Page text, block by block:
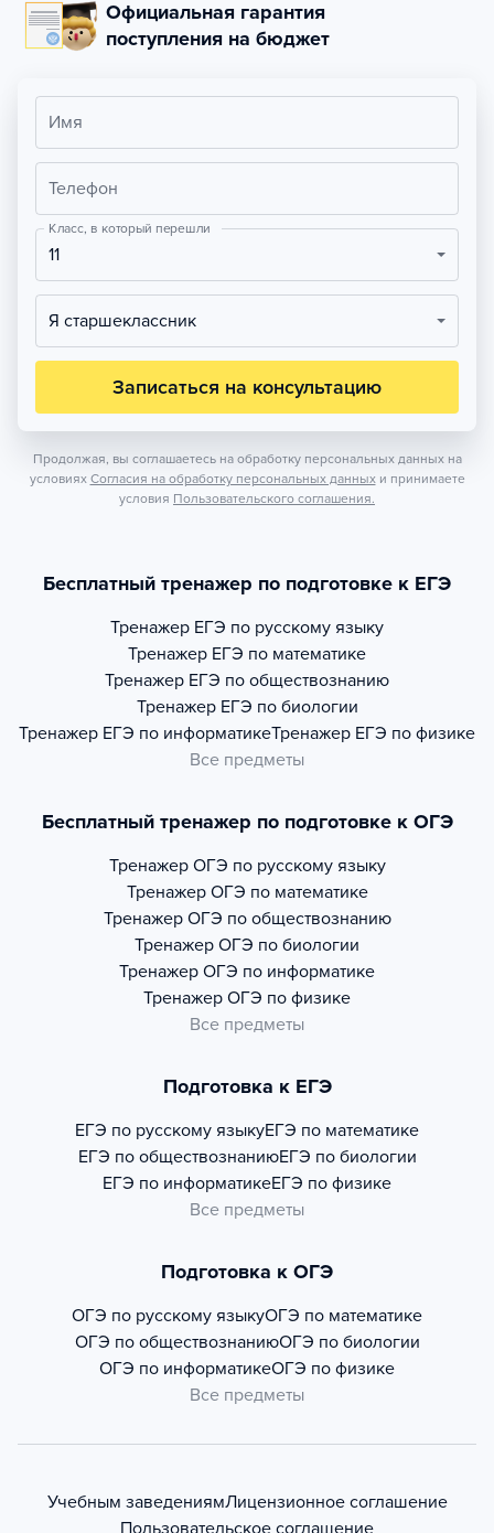
Официальная гарантия
поступления на бюджет
Имя
Телефон
Класс, в который перешли
11
Я старшеклассник
Записаться на консультацию
Продолжая, вы соглашаетесь на обработку персональных данных на
условиях Согласия на обработку персональных данных и принимаете
условия Пользовательского соглашения.
Бесплатный тренажер по подготовке к ЕГЭ
Тренажер ЕГЭ по русскому языку
Тренажер ЕГЭ по математике
Тренажер ЕГЭ по обществознанию
Тренажер ЕГЭ по биологии
Тренажер ЕГЭ по информатикеТренажер ЕГЭ по физике
Все предметы
Бесплатный тренажер по подготовке к ОГЭ
Тренажер ОГЭ по русскому языку
Тренажер ОГЭ по математике
Тренажер ОГЭ по обществознанию
Тренажер ОГЭ по биологии
Тренажер ОГЭ по информатике
Тренажер ОГЭ по физике
Все предметы
Подготовка к ЕГЭ
ЕГЭ по русскому языкуЕГЭ по математике
ЕГЭ по обществознаниюЕГЭ по биологии
ЕГЭ по информатикеЕГЭ по физике
Все предметы
Подготовка к ОГЭ
ОГЭ по русскому языкуОГЭ по математике
ОГЭ по обществознаниюОГЭ по биологии
ОГЭ по информатикеОГЭ по физике
Все предметы
Учебным заведениямЛицензионное соглашение